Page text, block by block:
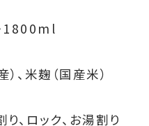
1800ml
、米麹（国産米）
、ロック、お湯割り